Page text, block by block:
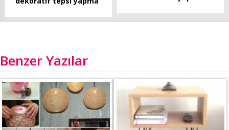
Benzer Yazılar